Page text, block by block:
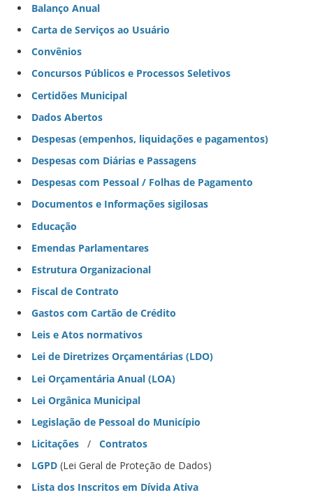
Balanço Anual
Carta de Serviços ao Usuário
Convênios
Concursos Públicos e Processos Seletivos
Certidões Municipal
Dados Abertos
Despesas (empenhos, liquidações e pagamentos)
Despesas com Diárias e Passagens
Despesas com Pessoal / Folhas de Pagamento
Documentos e Informações sigilosas
Educação
Emendas Parlamentares
Estrutura Organizacional
Fiscal de Contrato
Gastos com Cartão de Crédito
Leis e Atos normativos
Lei de Diretrizes Orçamentárias (LDO)
Lei Orçamentária Anual (LOA)
Lei Orgânica Municipal
Legislação de Pessoal do Município
Licitações / Contratos
LGPD (Lei Geral de Proteção de Dados)
Lista dos Inscritos em Dívida Ativa